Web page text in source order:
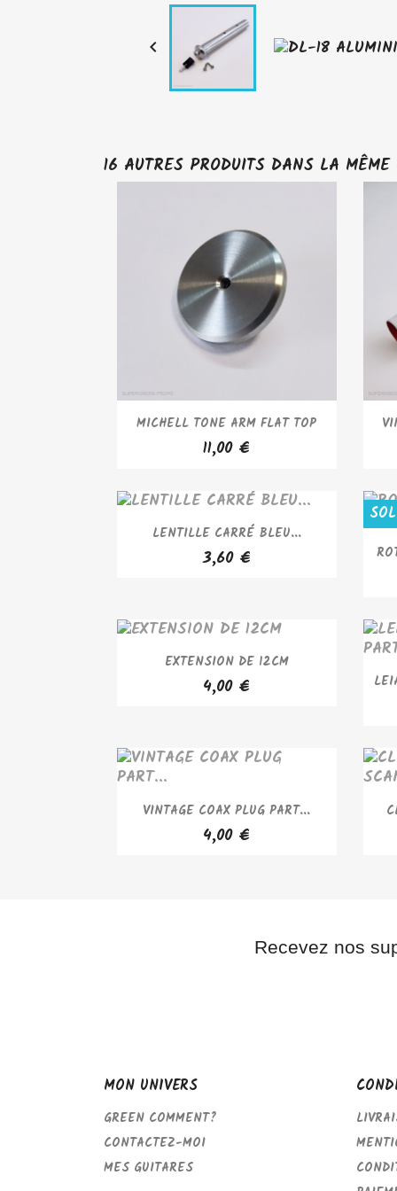

16 AUTRES PRODUITS DANS LA MÊME
APERÇU RAPIDE
MICHELL TONE ARM FLAT TOP
11,00 €
APERÇU RAPIDE
LENTILLE CARRÉ BLEU...
3,60 €
APERÇU RAPIDE
EXTENSION DE 12CM
4,00 €
APERÇU RAPIDE
VINTAGE COAX PLUG PART...
4,00 €
Recevez nos
MON UNIVERS
GREEN COMMENT?
CONTACTEZ-MOI
MES GUITARES